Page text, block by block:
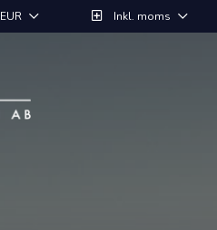
EUR Inkl. moms